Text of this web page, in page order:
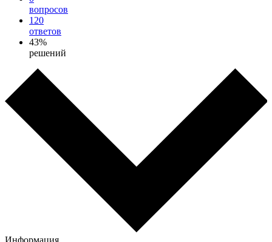
вопросов
120
ответов
43%
решений